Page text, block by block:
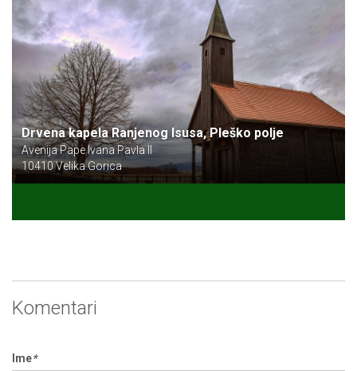
Drvena kapela Ranjenog Isusa, Pleško polje
Avenija Pape Ivana Pavla II
10410 Velika Gorica
Komentari
Ime*